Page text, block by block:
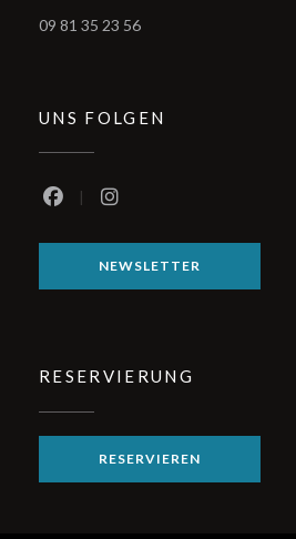
09 81 35 23 56
UNS FOLGEN
NEWSLETTER
RESERVIERUNG
RESERVIEREN